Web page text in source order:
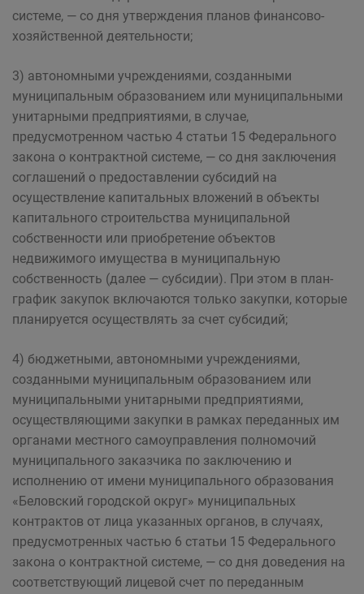
системе, — со дня утверждения планов финансово-
хозяйственной деятельности;
3) автономными учреждениями, созданными
муниципальным образованием или муниципальными
унитарными предприятиями, в случае,
предусмотренном частью 4 статьи 15 Федерального
закона о контрактной системе, — со дня заключения
соглашений о предоставлении субсидий на
осуществление капитальных вложений в объекты
капитального строительства муниципальной
собственности или приобретение объектов
недвижимого имущества в муниципальную
собственность (далее — субсидии). При этом в план-
график закупок включаются только закупки, которые
планируется осуществлять за счет субсидий;
4) бюджетными, автономными учреждениями,
созданными муниципальным образованием или
муниципальными унитарными предприятиями,
осуществляющими закупки в рамках переданных им
органами местного самоуправления полномочий
муниципального заказчика по заключению и
исполнению от имени муниципального образования
«Беловский городской округ» муниципальных
контрактов от лица указанных органов, в случаях,
предусмотренных частью 6 статьи 15 Федерального
закона о контрактной системе, — со дня доведения на
соответствующий лицевой счет по переданным